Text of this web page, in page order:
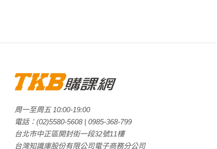
周一至周五 10:00-19:00
電話： (02)5580-5608| 0985-368-799
台北市中正區開封街一段32號11樓
台灣知識庫股份有限公司電子商務分公司